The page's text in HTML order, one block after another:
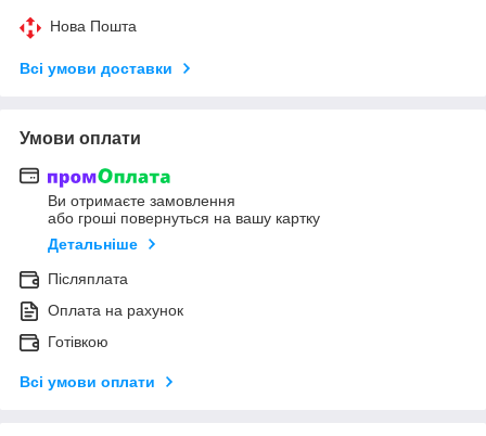
Нова Пошта
Всі умови доставки
Умови оплати
Ви отримаєте замовлення
або гроші повернуться на вашу картку
Детальніше
Післяплата
Оплата на рахунок
Готівкою
Всі умови оплати